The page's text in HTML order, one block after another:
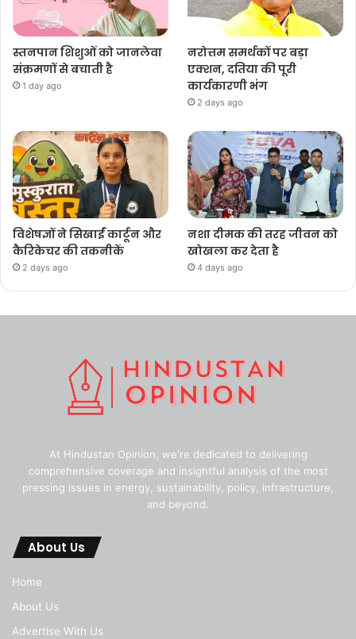
स्तनपान शिशुओं को जानलेवा
संक्रमणों से बचाती है
1 day ago
नरोत्तम समर्थकों पर बड़ा
एक्शन, दतिया की पूरी
कार्यकारणी भंग
2 days ago
विशेषज्ञों ने सिखाईं कार्टून और
कैरिकेचर की तकनीकें
2 days ago
नशा दीमक की तरह जीवन को
खोखला कर देता है
4 days ago
At Hindustan Opinion, we're dedicated to delivering
comprehensive coverage and insightful analysis of the most
pressing issues in energy, sustainability, policy, infrastructure,
and beyond.
About Us
Home
About Us
Advertise With Us